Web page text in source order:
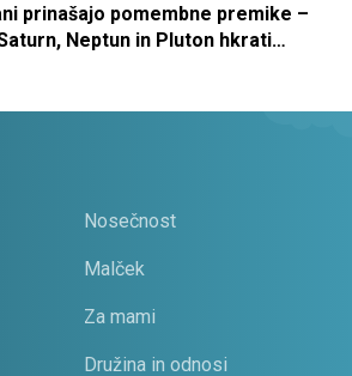
prinašajo pomembne premike –
Neptun in Pluton hkrati
Nosečnost
Malček
Za mami
Družina in odnosi